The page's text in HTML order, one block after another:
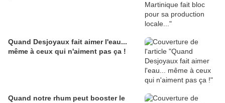
Quand Desjoyaux fait aimer l'eau...
même à ceux qui n'aiment pas ça !
Quand notre rhum peut booster le